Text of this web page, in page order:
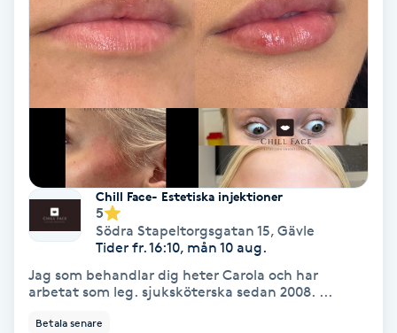
Nagelförstärkning
Nagelklippning
Nagelsvamp
Nageltrång
Nagelvård
Naglar borttagning
Naglar reparation
Chill Face- Estetiska injektioner
5
Södra Stapeltorgsgatan 15, Gävle
Tider fr. 16:10, mån 10 aug.
Jag som behandlar dig heter Carola och har
arbetat som leg. sjuksköterska sedan 2008. ...
Betala senare